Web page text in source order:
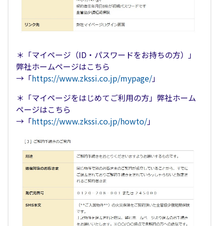
＊「マイページ（ID・パスワードをお持ちの方）」
弊社ホームページはこちら
→「https://www.zkssi.co.jp/mypage/」
＊「マイページをはじめてご利用の方」弊社ホーム
ページはこちら
→「https://www.zkssi.co.jp/howto/」